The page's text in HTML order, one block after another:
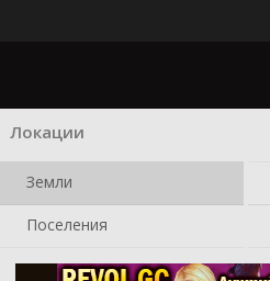
Локации
Земли
Поселения